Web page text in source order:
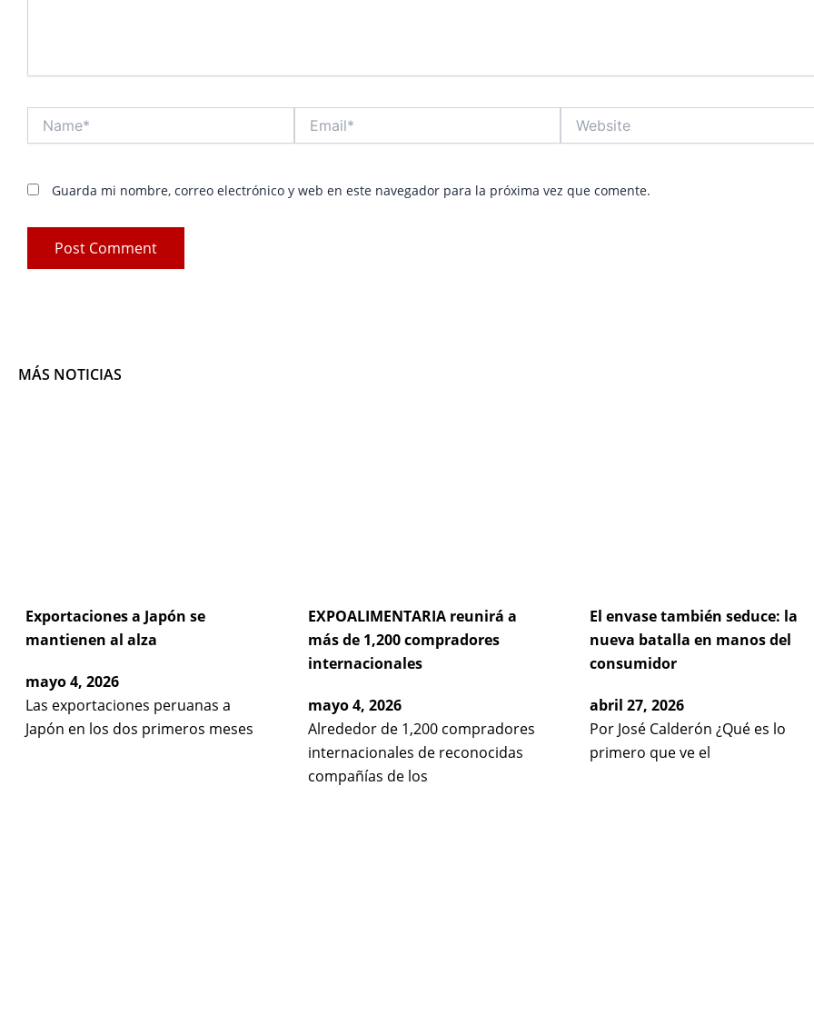
Guarda mi nombre, correo electrónico y web en este navegador para la próxima vez que comente.
MÁS NOTICIAS
Exportaciones a Japón se
mantienen al alza
mayo 4, 2026
Las exportaciones peruanas a
Japón en los dos primeros meses
EXPOALIMENTARIA reunirá a
más de 1,200 compradores
internacionales
mayo 4, 2026
Alrededor de 1,200 compradores
internacionales de reconocidas
compañías de los
El envase también seduce: la
nueva batalla en manos del
consumidor
abril 27, 2026
Por José Calderón ¿Qué es lo
primero que ve el